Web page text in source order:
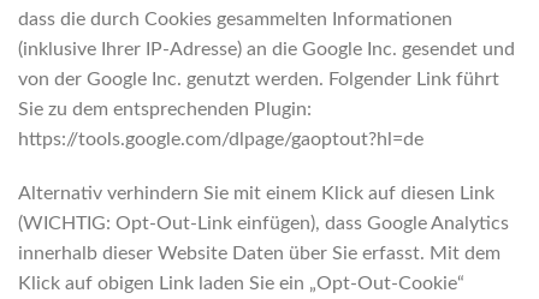
dass die durch Cookies gesammelten Informationen
(inklusive Ihrer IP-Adresse) an die Google Inc. gesendet und
von der Google Inc. genutzt werden. Folgender Link führt
Sie zu dem entsprechenden Plugin:
https://tools.google.com/dlpage/gaoptout?hl=de
Alternativ verhindern Sie mit einem Klick auf diesen Link
(WICHTIG: Opt-Out-Link einfügen), dass Google Analytics
innerhalb dieser Website Daten über Sie erfasst. Mit dem
Klick auf obigen Link laden Sie ein „Opt-Out-Cookie“